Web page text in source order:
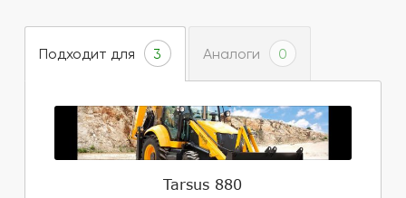
Подходит для 3 Аналоги 0
Tarsus 880